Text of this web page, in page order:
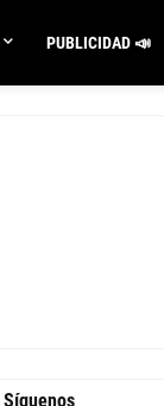
PUBLICIDAD 📣
Síguenos